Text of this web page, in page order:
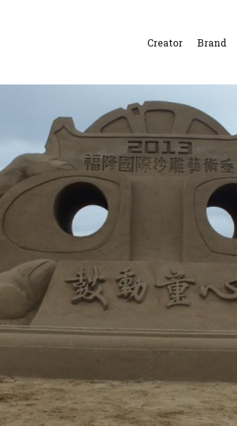
Creator Brand